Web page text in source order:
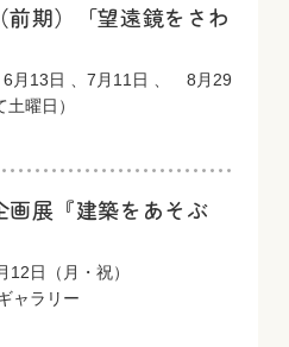
期）「望遠鏡をさわ
6月13日 、7月11日 、 8月29
曜日）
画展『建築をあそぶ
日（月・祝）
ャラリー